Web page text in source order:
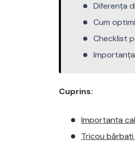
Diferența
Cum
Checklist
Cuprins:
Importanța
Tricou bărbați